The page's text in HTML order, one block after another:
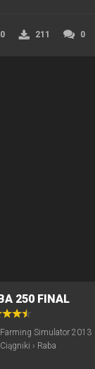
0 211 0
250 FINAL
Farming Simulator 2013
Ciągniki › Raba